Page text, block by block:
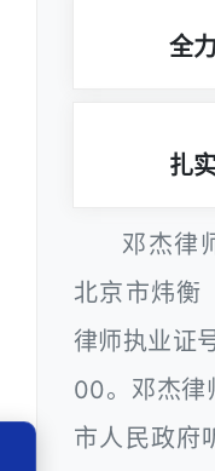
全
扎
邓杰律
北京市炜衡
律师执业证
00。邓杰律
市人民政府